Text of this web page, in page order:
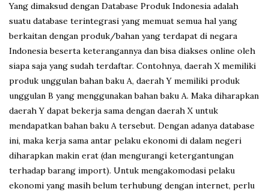
Yang dimaksud dengan Database Produk Indonesia adalah
suatu database terintegrasi yang memuat semua hal yang
berkaitan dengan produk/bahan yang terdapat di negara
Indonesia beserta keterangannya dan bisa diakses online oleh
siapa saja yang sudah terdaftar. Contohnya, daerah X memiliki
produk unggulan bahan baku A, daerah Y memiliki produk
unggulan B yang menggunakan bahan baku A. Maka diharapkan
daerah Y dapat bekerja sama dengan daerah X untuk
mendapatkan bahan baku A tersebut. Dengan adanya database
ini, maka kerja sama antar pelaku ekonomi di dalam negeri
diharapkan makin erat (dan mengurangi ketergantungan
terhadap barang import). Untuk mengakomodasi pelaku
ekonomi yang masih belum terhubung dengan internet, perlu